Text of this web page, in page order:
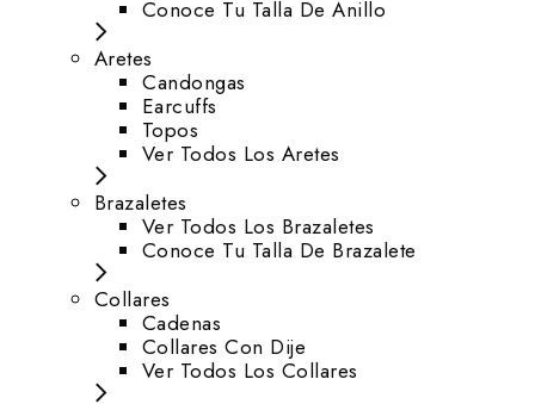
Conoce Tu Talla De Anillo
Aretes
⁠Candongas
Earcuffs
Topos
Ver Todos Los Aretes
Brazaletes
Ver Todos Los Brazaletes
Conoce Tu Talla De Brazalete
Collares
Cadenas
Collares Con Dije
Ver Todos Los Collares